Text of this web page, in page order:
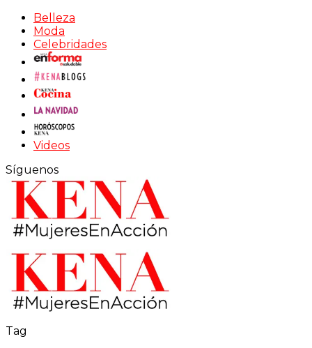
Belleza
Moda
Celebridades
Videos
Síguenos
Tag